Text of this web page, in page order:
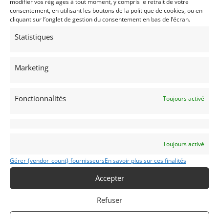
consentement, en utilisant les boutons de la politique de cookies, ou en
cliquant sur l’onglet de gestion du consentement en bas de l’écran.
Statistiques
Marketing
Fonctionnalités Toujours activé
Toujours activé
Gérer {vendor_count} fournisseursEn savoir plus sur ces finalités
Accepter
Refuser
Passeport ASN Numéro
Extrait
Passeport Technique
(3 volets)
Voir les 224 annonces de
308